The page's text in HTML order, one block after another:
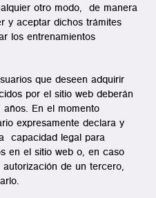
otro modo, de manera
y aceptar dichos trámites
los entrenamientos
que deseen adquirir
por el sitio web deberán
En el momento
expresamente declara y
capacidad legal para
en el sitio web o, en caso
de un tercero,